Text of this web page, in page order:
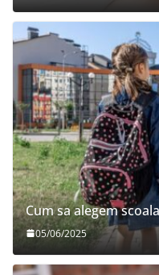
Cum sa alegem
05/06/2025